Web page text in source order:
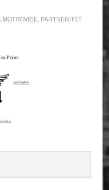
MOTROVICE PARTNERITET